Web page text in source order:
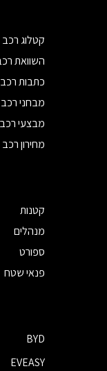
קטלוג רכב
השוואת
כתבות רכב
מבחני רכב
מבצעי רכב
מחירון רכב
קטנות
מנהלים
ספורט
פנאי שטח
BYD
EVEASY